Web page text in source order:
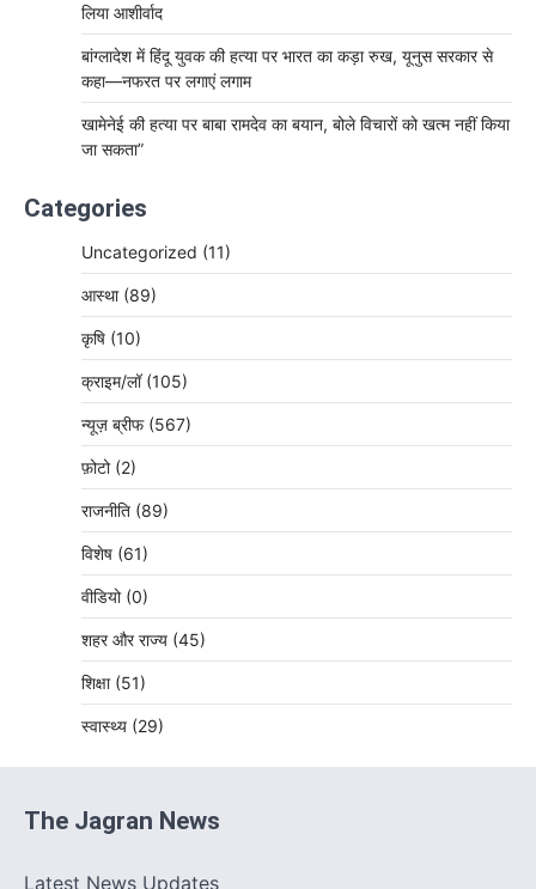
लिया आशीर्वाद
बांग्लादेश में हिंदू युवक की हत्या पर भारत का कड़ा रुख, यूनुस सरकार से
कहा—नफरत पर लगाएं लगाम
खामेनेई की हत्या पर बाबा रामदेव का बयान, बोले विचारों को खत्म नहीं किया
जा सकता”
Categories
Uncategorized (11)
आस्था (89)
कृषि (10)
क्राइम/लॉ (105)
न्यूज़ ब्रीफ (567)
फ़ोटो (2)
राजनीति (89)
विशेष (61)
वीडियो (0)
शहर और राज्य (45)
शिक्षा (51)
स्वास्थ्य (29)
The Jagran News
Latest News Updates